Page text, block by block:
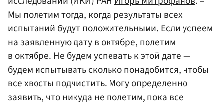
Мы полетим тогда, когда результаты всех
испытаний будут положительными. Если успеем
на заявленную дату в октябре, полетим
в октябре. Не будем успевать к этой дате —
будем испытывать сколько понадобится, чтобы
все хвосты подчистить. Могу определенно
заявить, что никуда не полетим, пока все